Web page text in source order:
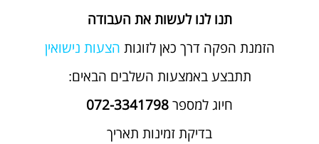
תנו לנו לעשות את העבודה
הזמנת הפקה דרך כאן לזוגות הצעות נישואין
תתבצע באמצעות השלבים הבאים:
חיוג למספר 072-3341798
בדיקת זמינות תאריך